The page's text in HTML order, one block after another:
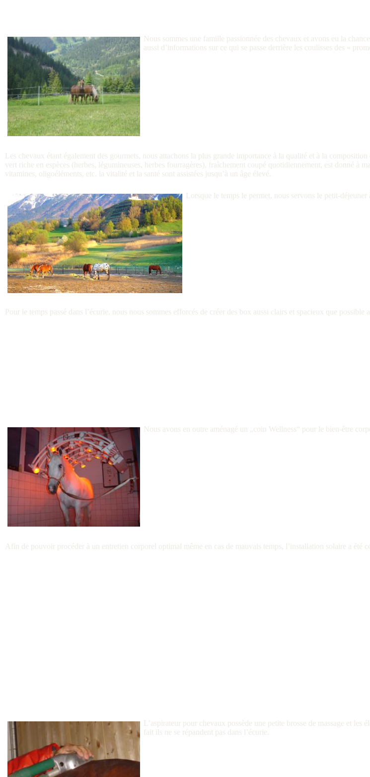
Nous sommes une famille passionnée des chevaux et avons eu la
aussi d’informations sur ce qui se passe derrière les coulisses des «
Les chevaux étant également des gourmets, nous attachons la plus grande importance à la qualité et à la
vert riche en espèces (herbes, légumineuses, herbes fourragères), fraîchement coupé quotidiennement, est donné à
vitamines, oligoéléments, etc. la vitalité et la santé sont assistées jusqu’à un âge élevé.
Lorsque le temps le permet, nous servons le petit-déjeuner
Pour le temps passé dans l’écurie, nous nous sommes efforcés de créer des box aussi clairs et spacieux que possible
Nous avons en outre aménagé un „coin Wellness“ pour le bien-être
Afin de pouvoir procéder à un entretien corporel optimal même en cas de mauvais temps, l’installation solaire a été
L’aspirateur pour chevaux possède une petite brosse de massage et
fait ils ne se répandent pas dans l’écurie.